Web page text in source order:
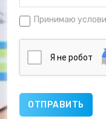
Принимаю
Я нe poбoт